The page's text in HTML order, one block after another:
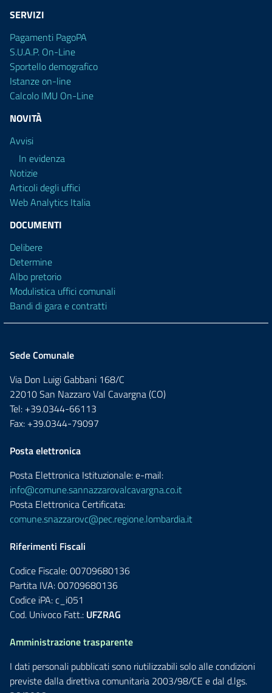
SERVIZI
Pagamenti PagoPA
S.U.A.P. On-Line
Sportello demografico
Istanze on-line
Calcolo IMU On-Line
NOVITÀ
Avvisi
In evidenza
Notizie
Articoli degli uffici
Web Analytics Italia
DOCUMENTI
Delibere
Determine
Albo pretorio
Modulistica uffici comunali
Bandi di gara e contratti
Sede Comunale
Via Don Luigi Gabbani 168/C
22010 San Nazzaro Val Cavargna (CO)
Tel: +39.0344-66113
Fax: +39.0344-79097
Posta elettronica
Posta Elettronica Istituzionale: e-mail:
info@comune.sannazzarovalcavargna.co.it
Posta Elettronica Certificata:
comune.snazzarovc@pec.regione.lombardia.it
Riferimenti Fiscali
Codice Fiscale: 00709680136
Partita IVA: 00709680136
Codice iPA: c_i051
Cod. Univoco Fatt.: UFZRAG
Amministrazione trasparente
I dati personali pubblicati sono riutilizzabili solo alle condizioni
previste dalla direttiva comunitaria 2003/98/CE e dal d.lgs.